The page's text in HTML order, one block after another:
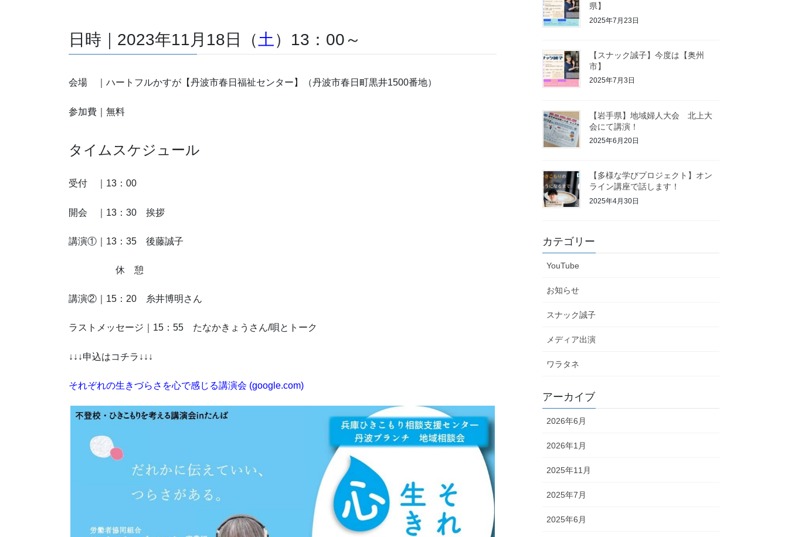
日時｜2023年11月18日（ 土 ）13：00～
会場 ｜ハートフルかすが【丹波市春日福祉センター】（丹波市春日町黒井1500番地）
参加費｜無料
タイムスケジュール
受付 ｜13：00
開会 ｜13：30 挨拶
講演①｜13：35 後藤誠子
休 憩
講演②｜15：20 糸井博明さん
ラストメッセージ｜15：55 たなかきょうさん/唄とトーク
↓↓↓申込はコチラ↓↓↓
それぞれの生きづらさを心で感じる講演会 (google.com)
県】
2025年7月23日
【スナック誠子】今度は【奥州
市】
2025年7月3日
【岩手県】地域婦人大会 北上大
会にて講演！
2025年6月20日
【多様な学びプロジェクト】オン
ライン講座で話します！
2025年4月30日
カテゴリー
YouTube
お知らせ
スナック誠子
メディア出演
ワラタネ
アーカイブ
2026年6月
2026年1月
2025年11月
2025年7月
2025年6月